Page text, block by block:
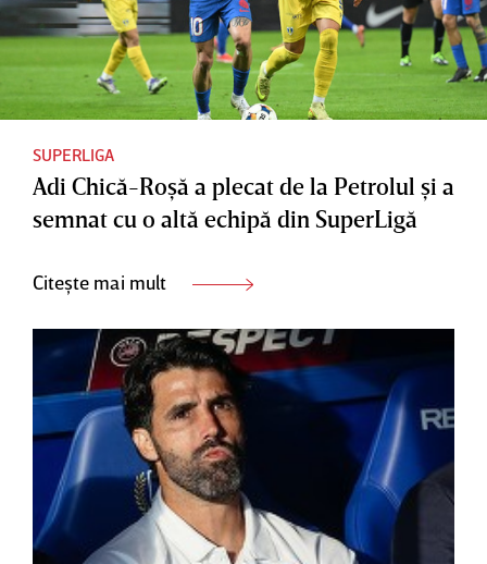
SUPERLIGA
Adi Chică-Roşă a plecat de la Petrolul şi a
semnat cu o altă echipă din SuperLigă
Citește mai mult